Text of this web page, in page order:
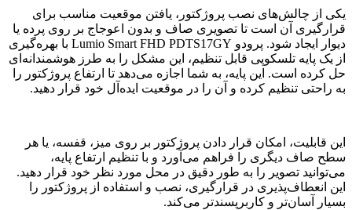
یکی از چالش‌های نصب پروژکتور، یافتن موقعیت مناسب برای
قرارگیری آن است تا تصویری صاف و بدون اعوجاج بر روی پرده یا
دیوار ایجاد شود. پرودو Lumio Smart FHD PDTS17GY با بهره‌گیری
از یک پایه تلسکوپی قابل تنظیم، این مشکل را به طرز هوشمندانه‌ای
حل کرده است. این پایه، به شما اجازه می‌دهد تا ارتفاع پروژکتور را
به راحتی تنظیم کرده و آن را در موقعیت ایده‌آل خود قرار دهید.
این قابلیت، امکان قرار دادن پروژکتور بر روی میز، قفسه، یا هر
سطح صاف دیگری را فراهم می‌آورد و با تنظیم ارتفاع پایه،
می‌توانید تصویر را به طور دقیق در محل مورد نظر خود قرار دهید.
این انعطاف‌پذیری در قرارگیری، نصب و استفاده از پروژکتور را
بسیار آسان‌تر و کاربرپسندتر می‌کند.